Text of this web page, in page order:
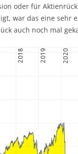
oder für
war das eine sehr
auch noch mal